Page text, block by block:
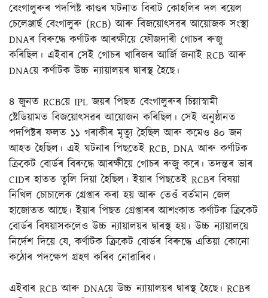
বেংগালুৰুৰ পদপিষ্ট কাণ্ডৰ ঘটনাত বিৰাট কোহলিৰ দল ৰয়েল
চেলেঞ্জাৰ্ছ বেংগালুৰু (RCB) আৰু বিজয়োৎসৱৰ আয়োজক সংস্থা
DNAৰ বিৰুদ্ধে কৰ্ণাটক আৰক্ষীয়ে ফৌজদাৰী গোচৰ ৰুজু
কৰিছিল। এইবাৰ সেই গোচৰ খাৰিজৰ আৰ্জি জনাই RCB আৰু
DNAয়ে কৰ্ণাটক উচ্চ ন্যায়ালয়ৰ দ্বাৰস্থ হৈছে।
৪ জুনত RCBয়ে IPL জয়ৰ পিছত বেংগালুৰুৰ চিন্নাস্বামী
ষ্টেডিয়ামত বিজয়োৎসৱৰ আয়োজন কৰিছিল। সেই অনুষ্ঠানত
পদপিষ্টৰ ফলত ১১ গৰাকীৰ মৃত্যু হৈছিল আৰু কমেও ৪০ জন
আহত হৈছিল। এই ঘটনাৰ পিছতেই RCB, DNA আৰু কৰ্ণাটক
ক্ৰিকেট বোৰ্ডৰ বিৰুদ্ধে আৰক্ষীয়ে গোচৰ ৰুজু কৰে। তদন্তৰ ভাৰ
CIDৰ হাতত তুলি দিয়া হৈছিল। ইয়াৰ পিছতেই RCBৰ বিষয়া
নিখিল চোচালেক গ্ৰেপ্তাৰ কৰা হয় আৰু তেওঁ বৰ্তমান জেল
হাজোতত আছে। ইয়াৰ পিছত গ্ৰেপ্তাৰৰ আশংকাত কৰ্ণাটক ক্ৰিকেট
বোৰ্ডৰ বিষয়াসকলেও উচ্চ ন্যায়ালয়ৰ দ্বাৰস্থ হয়। উচ্চ ন্যায়ালয়ে
নিৰ্দেশ দিয়ে যে, কৰ্ণাটক ক্ৰিকেট বোৰ্ডৰ বিৰুদ্ধে এতিয়া কোনো
কঠোৰ পদক্ষেপ গ্ৰহণ কৰিব নোৱাৰিব।
এইবাৰ RCB আৰু DNAয়ে উচ্চ ন্যায়ালয়ৰ দ্বাৰস্থ হৈছে। RCBৰ